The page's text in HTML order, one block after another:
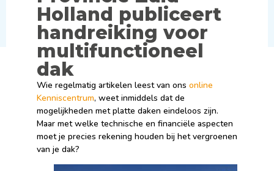
Holland publiceert
handreiking voor
multifunctioneel
dak
Wie regelmatig artikelen leest van ons online
Kenniscentrum, weet inmiddels dat de
mogelijkheden met platte daken eindeloos zijn.
Maar met welke technische en financiële aspecten
moet je precies rekening houden bij het vergroenen
van je dak?